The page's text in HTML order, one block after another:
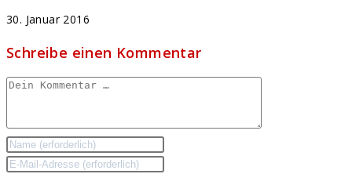
30. Januar 2016
Schreibe einen Kommentar
Kommentar
Gib
deinen
Gib